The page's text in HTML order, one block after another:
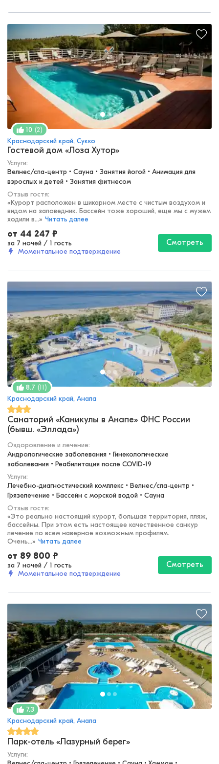
10 (2)
Краснодарский край, Сукко
Гостевой дом «Лоза Хутор»
Услуги:
Велнес/спа-центр • Сауна • Занятия йогой • Анимация для
взрослых и детей • Занятия фитнесом
Отзыв гостя:
«Курорт расположен в шикарном месте с чистым воздухом и
видом на заповедник. Бассейн тоже хороший, еще мы с мужем
ходили в...» Читать далее
от 44 247 ₽
за 7 ночей / 1 гость
Моментальное подтверждение
Смотреть
8.7 (11)
Краснодарский край, Анапа
Санаторий «Каникулы в Анапе» ФНС России
(бывш. «Эллада»)
Оздоровление и лечение:
Андрологические заболевания • Гинекологические
заболевания • Реабилитация после COVID-19
Услуги:
Лечебно-диагностический комплекс • Велнес/спа-центр •
Грязелечение • Бассейн с морской водой • Сауна
Отзыв гостя:
«Это реально настоящий курорт, большая территория, пляж,
бассейны. При этом есть настоящее качественное санкур
лечение по всем наверное возможным профилям.
Очень...» Читать далее
от 89 800 ₽
за 7 ночей / 1 гость
Моментальное подтверждение
Смотреть
7.3
Краснодарский край, Анапа
Парк-отель «Лазурный берег»
Услуги: